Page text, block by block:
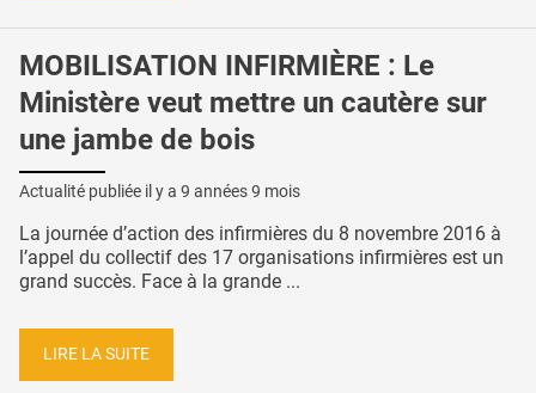
MOBILISATION INFIRMIÈRE : Le
Ministère veut mettre un cautère sur
une jambe de bois
Actualité publiée il y a 9 années 9 mois
La journée d’action des infirmières du 8 novembre 2016 à
l’appel du collectif des 17 organisations infirmières est un
grand succès. Face à la grande ...
LIRE LA SUITE